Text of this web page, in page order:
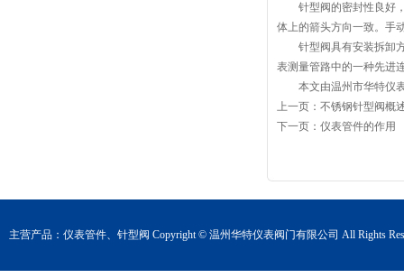
针型阀的密封性良好，
体上的箭头方向一致。手
针型阀具有安装拆卸方
表测量管路中的一种先进
本文由温州市华特仪表
上一页： 不锈钢针型阀概
下一页： 仪表管件的作用
主营产品： 仪表管件、 针型阀 Copyright © 温州华特仪表阀门有限公司 All Rights